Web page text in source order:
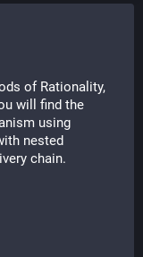
of Rationality,
will find the
using
nested
chain.